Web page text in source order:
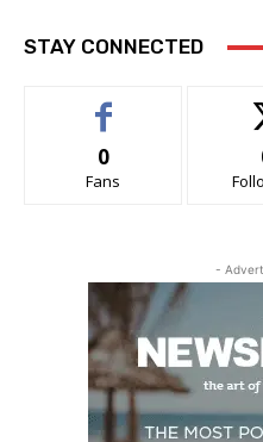
STAY CONNECTED
0
Fans
-